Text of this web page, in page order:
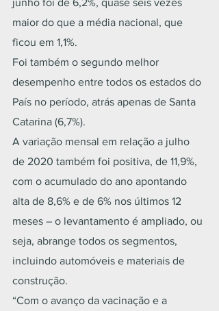
junho foi de 6,2%, quase seis vezes
maior do que a média nacional, que
ficou em 1,1%.
Foi também o segundo melhor
desempenho entre todos os estados do
País no período, atrás apenas de Santa
Catarina (6,7%).
A variação mensal em relação a julho
de 2020 também foi positiva, de 11,9%,
com o acumulado do ano apontando
alta de 8,6% e de 6% nos últimos 12
meses – o levantamento é ampliado, ou
seja, abrange todos os segmentos,
incluindo automóveis e materiais de
construção.
“Com o avanço da vacinação e a